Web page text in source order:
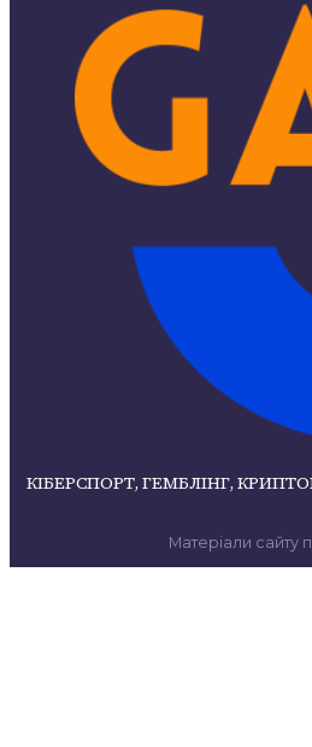
КІБЕРСПОРТ, ГЕМБЛІНГ,
Матеріали сайту